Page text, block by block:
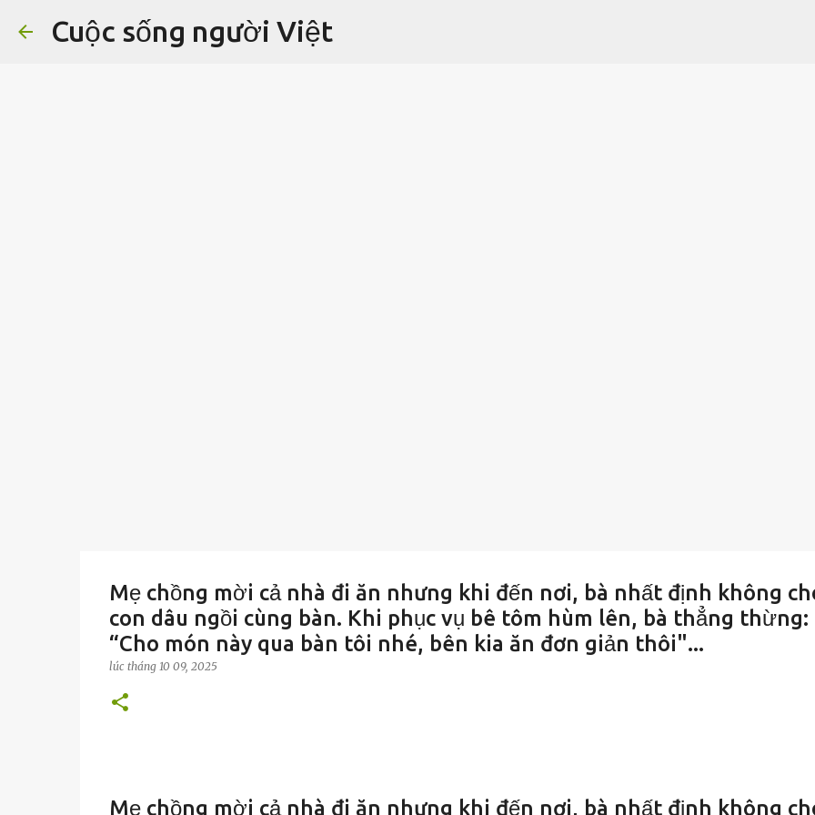
Cuộc sống người Việt
Mẹ chồng mời cả nhà đi ăn nhưng khi đến nơi, bà nhất định không
con dâu ngồi cùng bàn. Khi phục vụ bê tôm hùm lên, bà thẳng thừng:
“Cho món này qua bàn tôi nhé, bên kia ăn đơn giản thôi"...
lúc tháng 10 09, 2025
Mẹ chồng mời cả nhà đi ăn nhưng khi đến nơi, bà nhất định không